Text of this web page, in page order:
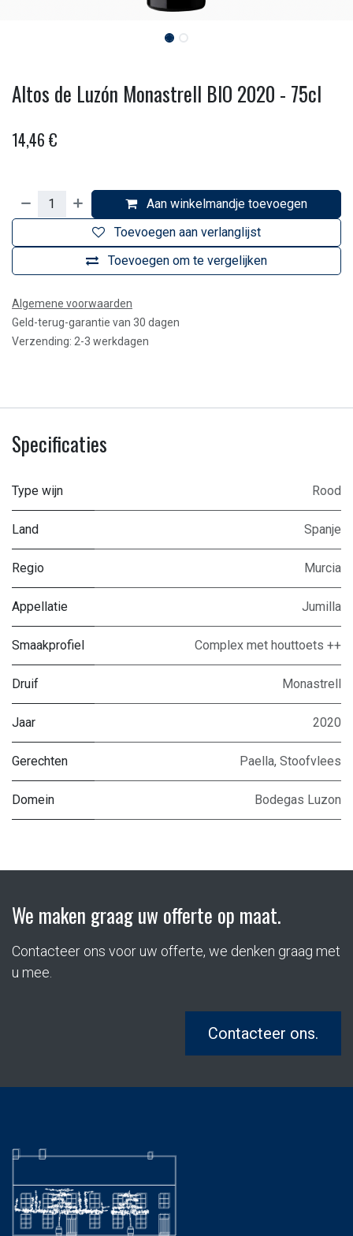
Altos de Luzón Monastrell BIO 2020 - 75cl
14,46 €
Aan winkelmandje toevoegen
Toevoegen om te vergelijken
Toevoegen aan verlanglijst
Algemene voorwaarden
Geld-terug-garantie van 30 dagen
Verzending: 2-3 werkdagen
Specificaties
Type wijn Rood
Land Spanje
Regio Murcia
Appellatie Jumilla
Smaakprofiel Complex met houttoets ++
Druif Monastrell
Jaar 2020
Gerechten Paella, Stoofvlees
Domein Bodegas Luzon
We maken graag uw offerte op maat.
Contacteer ons voor uw offerte, we denken graag met
u mee.
Contacteer ons.